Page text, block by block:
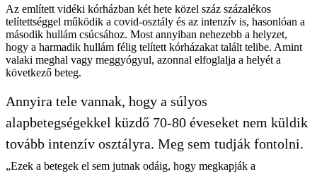
Az említett vidéki kórházban két hete közel száz százalékos
telítettséggel működik a covid-osztály és az intenzív is, hasonlóan a
második hullám csúcsához. Most annyiban nehezebb a helyzet,
hogy a harmadik hullám félig telített kórházakat talált telibe. Amint
valaki meghal vagy meggyógyul, azonnal elfoglalja a helyét a
következő beteg.
Annyira tele vannak, hogy a súlyos
alapbetegségekkel küzdő 70-80 éveseket nem küldik
tovább intenzív osztályra. Meg sem tudják fontolni.
„Ezek a betegek el sem jutnak odáig, hogy megkapják a